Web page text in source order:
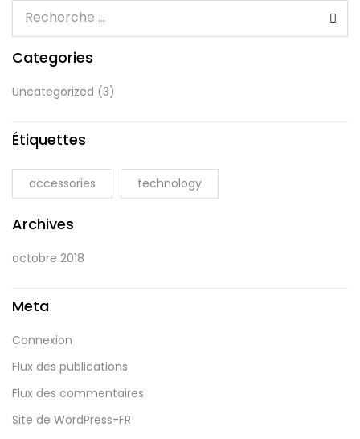
Categories
Uncategorized (3)
Étiquettes
accessories technology
Archives
octobre 2018
Meta
Connexion
Flux des publications
Flux des commentaires
Site de WordPress-FR